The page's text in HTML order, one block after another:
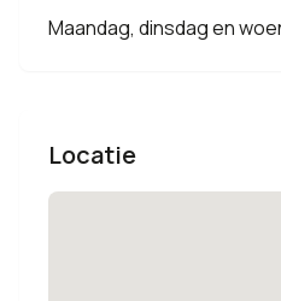
Maandag, dinsdag en
Locatie